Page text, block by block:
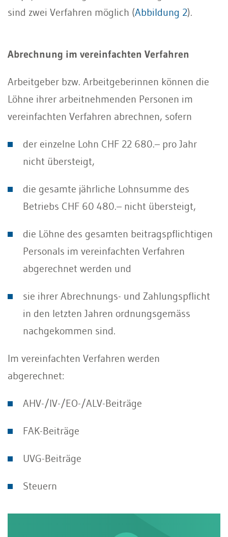
sind zwei Verfahren möglich (Abbildung 2).
Abrechnung im vereinfachten Verfahren
Arbeitgeber bzw. Arbeitgeberinnen können die
Löhne ihrer arbeitnehmenden Personen im
vereinfachten Verfahren abrechnen, sofern
der einzelne Lohn CHF 22 680.– pro Jahr
nicht übersteigt,
die gesamte jährliche Lohnsumme des
Betriebs CHF 60 480.– nicht übersteigt,
die Löhne des gesamten beitragspflichtigen
Personals im vereinfachten Verfahren
abgerechnet werden und
sie ihrer Abrechnungs- und Zahlungspflicht
in den letzten Jahren ordnungsgemäss
nachgekommen sind.
Im vereinfachten Verfahren werden
abgerechnet:
AHV-/IV-/EO-/ALV-Beiträge
FAK-Beiträge
UVG-Beiträge
Steuern